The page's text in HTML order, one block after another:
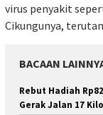
virus penyakit
Cikungunya,
BACAAN
Rebut Hadiah
Gerak Jalan 17